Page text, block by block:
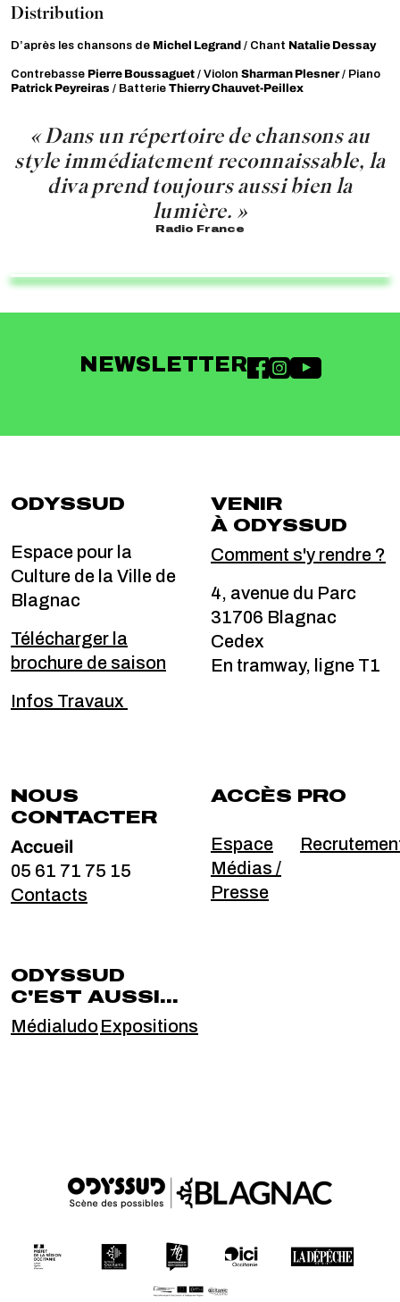
Distribution
D’après les chansons de Michel Legrand / Chant Natalie Dessay
Contrebasse Pierre Boussaguet / Violon Sharman Plesner/ Piano
Patrick Peyreiras / Batterie Thierry Chauvet-Peillex
« Dans un répertoire de chansons au
style immédiatement reconnaissable, la
diva prend toujours aussi bien la
lumière. »
Radio France
NEWSLETTER
ODYSSUD
Espace pour la
Culture de la Ville de
Blagnac
Télécharger la
brochure de saison
Infos Travaux
VENIR
À ODYSSUD
Comment s'y rendre ?
4, avenue du Parc
31706 Blagnac
Cedex
En tramway, ligne T1
NOUS
CONTACTER
Accueil
05 61 71 75 15
Contacts
ACCÈS PRO
Espace
Médias /
Presse
ODYSSUD
C'EST AUSSI...
MédialudoExpositions